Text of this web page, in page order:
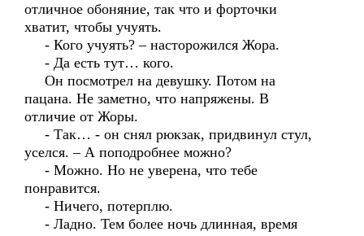
отличное обоняние, так что и форточки
хватит, чтобы учуять.
- Кого учуять? – насторожился Жора.
- Да есть тут… кого.
Он посмотрел на девушку. Потом на
пацана. Не заметно, что напряжены. В
отличие от Жоры.
- Так… - он снял рюкзак, придвинул стул,
уселся. – А поподробнее можно?
- Можно. Но не уверена, что тебе
понравится.
- Ничего, потерплю.
- Ладно. Тем более ночь длинная, время